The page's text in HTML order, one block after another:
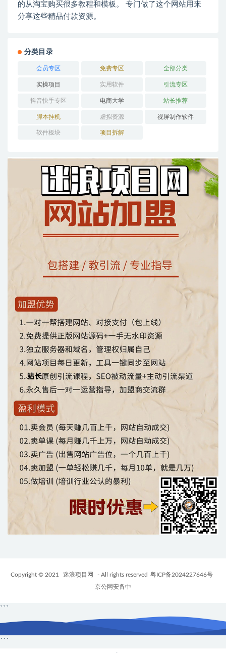
的从淘宝购买很多教程和模板。 专门做了这个网站用来
分享这些精品付款资源。
分类目录
会员专区 免费专区 全部分类
实操项目 实用软件 引流专区
抖音快手专区 电商大学 站长推荐
脚本挂机 虚拟资源 视屏制作软件
软件板块 项目拆解
Copyright © 2021 迷浪项目网 - All rights reserved 粤ICP备2024227646号
京公网安备中
```
```